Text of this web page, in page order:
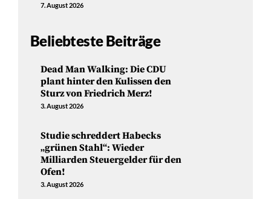
7. August 2026
Beliebteste Beiträge
Dead Man Walking: Die CDU
plant hinter den Kulissen den
Sturz von Friedrich Merz!
3. August 2026
Studie schreddert Habecks
„grünen Stahl“: Wieder
Milliarden Steuergelder für den
Ofen!
3. August 2026